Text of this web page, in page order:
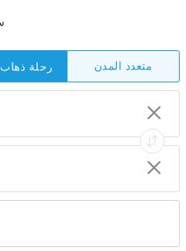
رحلة متعدد المدن